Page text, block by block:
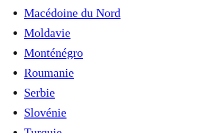
Macédoine du Nord
Moldavie
Monténégro
Roumanie
Serbie
Slovénie